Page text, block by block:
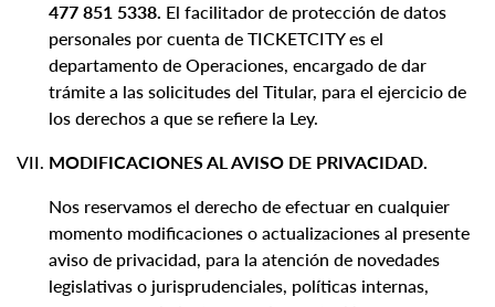
477 851 5338. El facilitador de protección de datos
personales por cuenta de TICKETCITY es el
departamento de Operaciones, encargado de dar
trámite a las solicitudes del Titular, para el ejercicio de
los derechos a que se refiere la Ley.
MODIFICACIONES AL AVISO DE PRIVACIDAD.
Nos reservamos el derecho de efectuar en cualquier
momento modificaciones o actualizaciones al presente
aviso de privacidad, para la atención de novedades
legislativas o jurisprudenciales, políticas internas,